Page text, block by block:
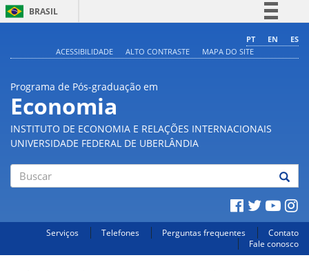
BRASIL
Comunica BR
PT EN
ES
ACESSIBILIDADE
ALTO CONTRASTE MAPA DO SITE
Programa de Pós-graduação em
Economia
INSTITUTO DE ECONOMIA E RELAÇÕES INTERNACIONAIS
UNIVERSIDADE FEDERAL DE UBERLÂNDIA
Serviços Telefones Perguntas frequentes
Contato
Fale conosco